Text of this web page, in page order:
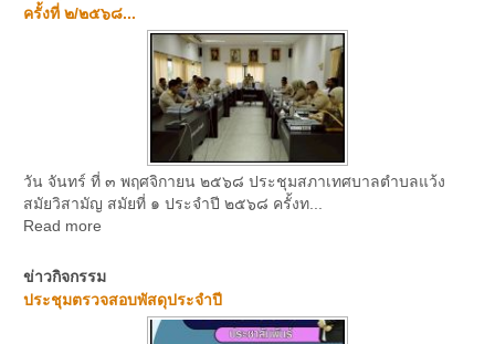
ครั้งที่ ๒/๒๕๖๘...
วัน จันทร์ ที่ ๓ พฤศจิกายน ๒๕๖๘ ประชุมสภาเทศบาลตำบลแว้ง
สมัยวิสามัญ สมัยที่ ๑ ประจำปี ๒๕๖๘ ครั้งท...
Read more
ข่าวกิจกรรม
ประชุมตรวจสอบพัสดุประจำปี